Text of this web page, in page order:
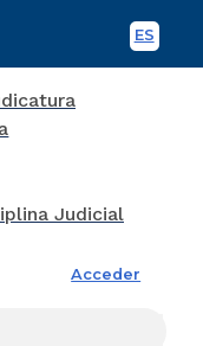
ES
Acceder